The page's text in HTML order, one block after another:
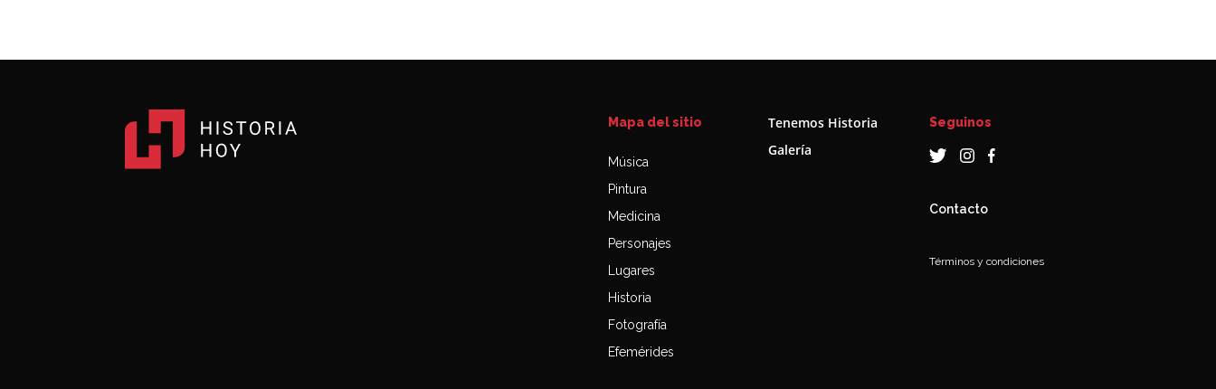
Mapa del sitio
Música
Pintura
Medicina
Personajes
Lugares
Historia
Fotografía
Efemérides
Tenemos Historia
Galería
Seguinos
Contacto
Términos y condiciones